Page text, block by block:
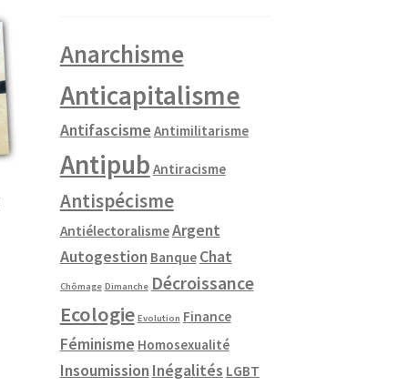
Anarchisme
Anticapitalisme
Antifascisme Antimilitarisme
Antipub Antiracisme
Antispécisme
AntiélectoralismeArgent
Autogestion Banque Chat
Chômage Dimanche Décroissance
Ecologie Evolution Finance
Féminisme Homosexualité
Insoumission Inégalités LGBT